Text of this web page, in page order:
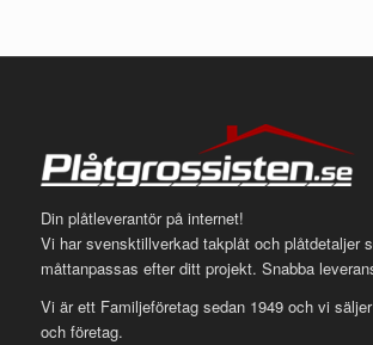
Din plåtleverantör på internet!
Vi har svensktillverkad takplåt och plåtdetaljer
måttanpassas efter ditt projekt. Snabba
Vi är ett Familjeföretag sedan 1949 och vi
och företag.